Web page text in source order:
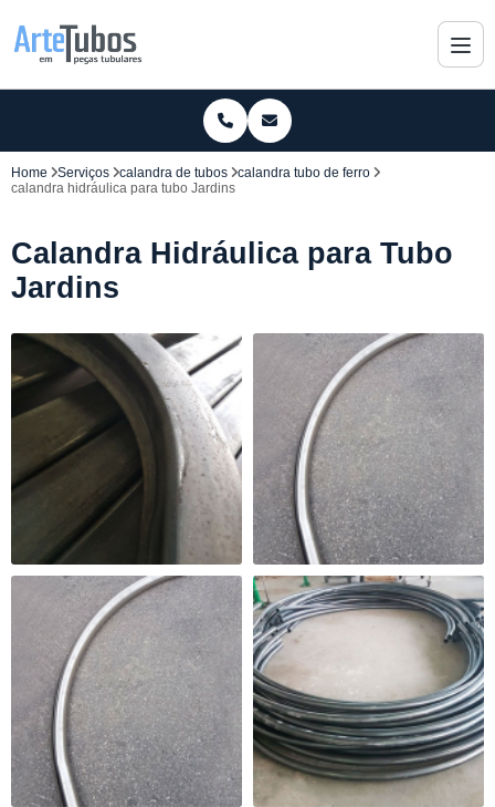
Home Serviços calandra de tubos
calandra tubo de ferro
calandra hidráulica para tubo Jardins
Calandra Hidráulica para Tubo
Jardins